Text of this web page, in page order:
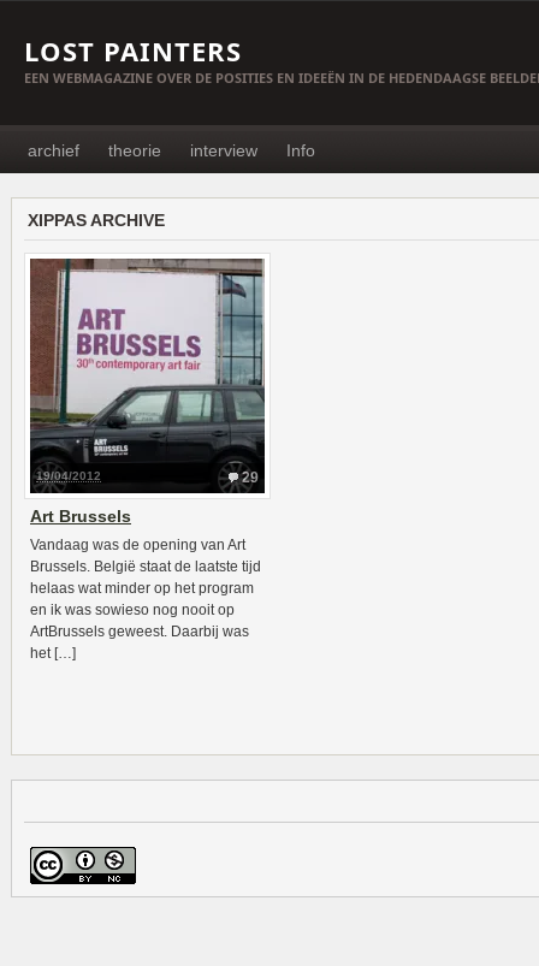
LOST PAINTERS
EEN WEBMAGAZINE OVER DE POSITIES EN IDEEËN IN DE HEDENDAAGSE
archief theorie interview Info
XIPPAS ARCHIVE
29
19/04/2012
Art Brussels
Vandaag was de opening van Art
Brussels. België staat de laatste tijd
helaas wat minder op het program
en ik was sowieso nog nooit op
ArtBrussels geweest. Daarbij was
het […]